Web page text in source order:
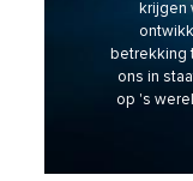
krijgen
betrekking
ons in
op 's